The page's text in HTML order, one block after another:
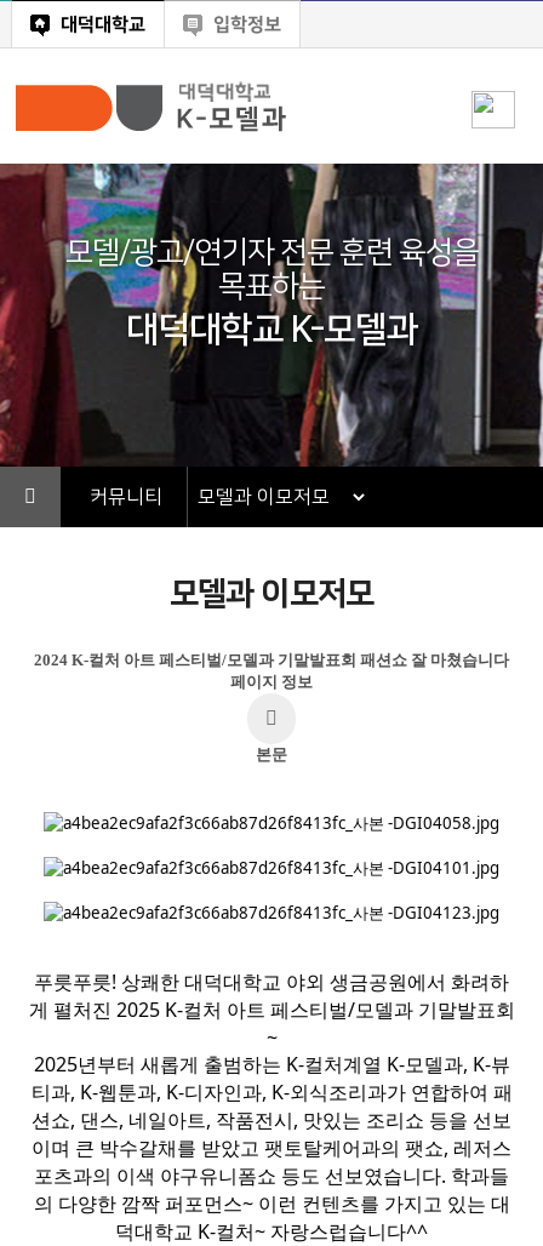
대덕대학교 입학정보
모델/광고/연기자 전문 훈련 육성을
목표하는
대덕대학교 K-모델과
커뮤니티
모델과 이모저모
2024 K-컬처 아트 페스티벌/모델과 기말발표회 패션쇼 잘 마쳤습니다
페이지 정보
본문
푸릇푸릇! 상쾌한 대덕대학교 야외 생금공원에서 화려하
게 펼처진 2025 K-컬처 아트 페스티벌/모델과 기말발표회
~
2025년부터 새롭게 출범하는 K-컬처계열 K-모델과, K-뷰
티과, K-웹툰과, K-디자인과, K-외식조리과가 연합하여 패
션쇼, 댄스, 네일아트, 작품전시, 맛있는 조리쇼 등을 선보
이며 큰 박수갈채를 받았고 팻토탈케어과의 팻쇼, 레저스
포츠과의 이색 야구유니폼쇼 등도 선보였습니다. 학과들
의 다양한 깜짝 퍼포먼스~ 이런 컨텐츠를 가지고 있는 대
덕대학교 K-컬처~ 자랑스럽습니다^^